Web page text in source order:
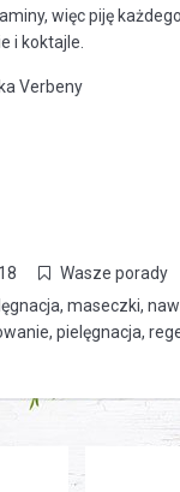
więc piję
i koktajle.
Verbeny
Wasze porady
, maseczki,
, pielęgnacja,